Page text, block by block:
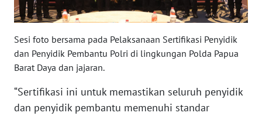
Sesi foto bersama pada Pelaksanaan Sertifikasi Penyidik
dan Penyidik Pembantu Polri di lingkungan Polda Papua
Barat Daya dan jajaran.
“Sertifikasi ini untuk memastikan seluruh penyidik
dan penyidik pembantu memenuhi standar
NTB
WN
SULTENG
SULBAR